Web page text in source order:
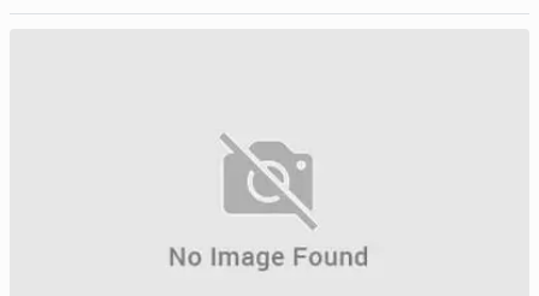
বলে জানিয়েছেন মো. আইনমন্ত্রী আসাদুজ্জামান।